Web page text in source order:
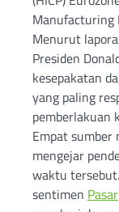
Manufacturing
Menurut
Presiden
kesepakatan
yang paling
pemberlakuan
Empat sumber
mengejar
waktu
sentimen Pasar